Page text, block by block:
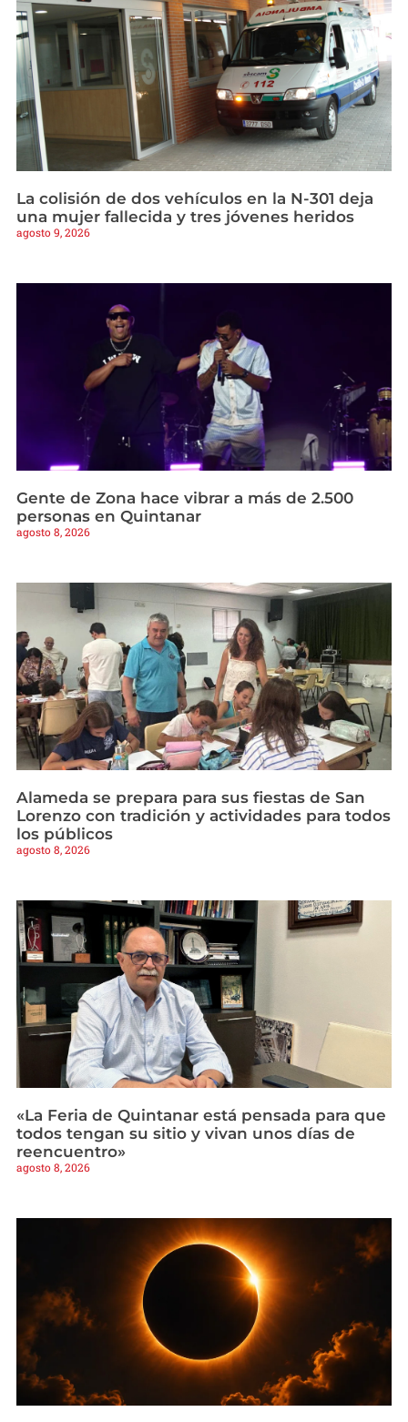
La colisión de dos vehículos en la N-301 deja
una mujer fallecida y tres jóvenes heridos
agosto 9, 2026
Gente de Zona hace vibrar a más de 2.500
personas en Quintanar
agosto 8, 2026
Alameda se prepara para sus fiestas de San
Lorenzo con tradición y actividades para todos
los públicos
agosto 8, 2026
«La Feria de Quintanar está pensada para que
todos tengan su sitio y vivan unos días de
reencuentro»
agosto 8, 2026